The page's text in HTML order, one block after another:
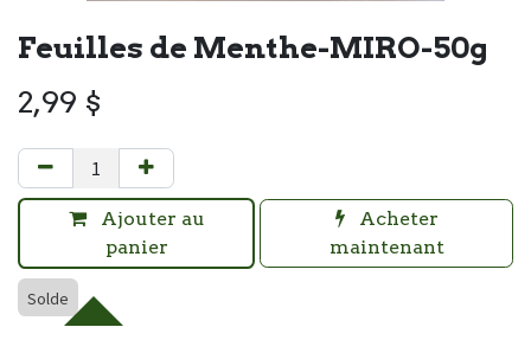
Feuilles de Menthe-MIRO-50g
2,99 $
Ajouter au
panier
Acheter
maintenant
Solde